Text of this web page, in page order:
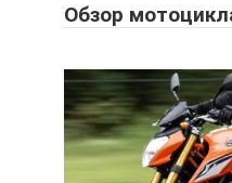
Обзор